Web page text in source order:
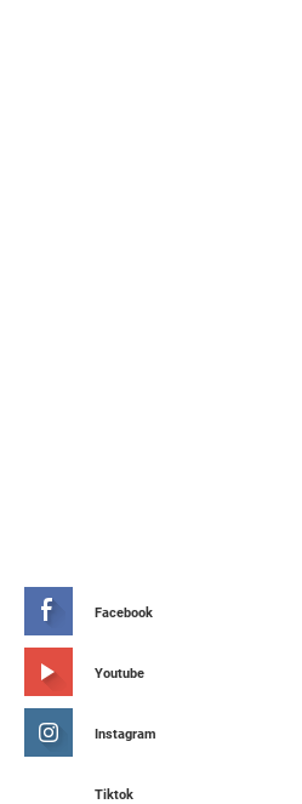
Facebook
Youtube
Instagram
Tiktok